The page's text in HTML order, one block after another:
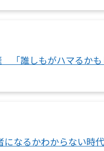
誰しもがハマるかも
になるかわからない